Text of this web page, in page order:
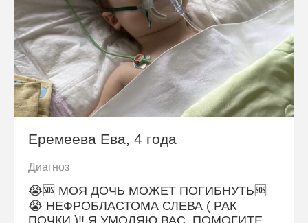
Еремеева Ева, 4 года
Диагноз
😭🆘 МОЯ ДОЧЬ МОЖЕТ ПОГИБНУТЬ🆘
😭 НЕФРОБЛАСТОМА СЛЕВА ( РАК